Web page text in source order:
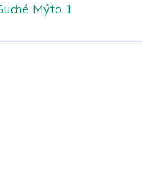
Mýto 1